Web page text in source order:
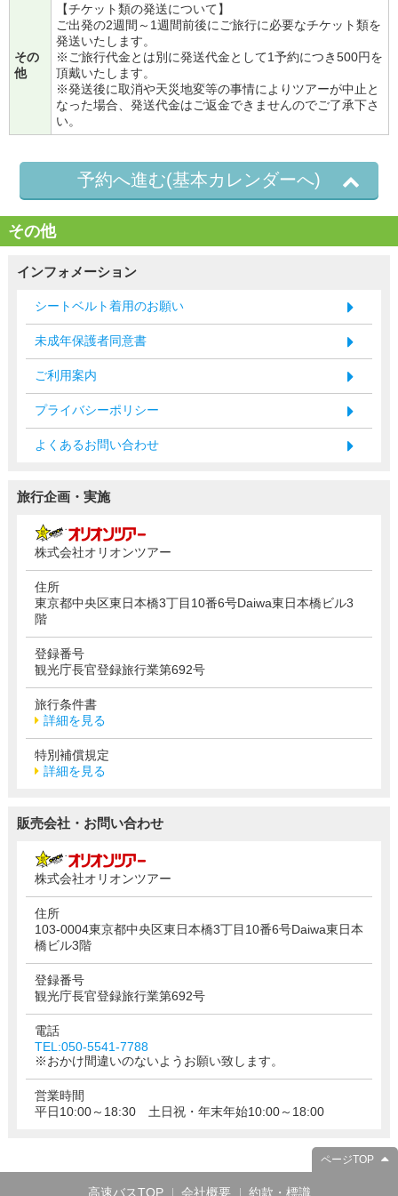
その
他
【チケット類の発送について】
ご出発の2週間～1週間前後にご旅行に必要なチケット類を
発送いたします。
※ご旅行代金とは別に発送代金として1予約につき500円を
頂戴いたします。
※発送後に取消や天災地変等の事情によりツアーが中止と
なった場合、発送代金はご返金できませんのでご了承下さ
い。
予約へ進む(基本カレンダーへ)
その他
インフォメーション
シートベルト着用のお願い
未成年保護者同意書
ご利用案内
プライバシーポリシー
よくあるお問い合わせ
旅行企画・実施
株式会社オリオンツアー
住所
東京都中央区東日本橋3丁目10番6号Daiwa東日本橋ビル3
階
登録番号
観光庁長官登録旅行業第692号
旅行条件書
詳細を見る
特別補償規定
詳細を見る
販売会社・お問い合わせ
株式会社オリオンツアー
住所
103-0004東京都中央区東日本橋3丁目10番6号Daiwa東日本
橋ビル3階
登録番号
観光庁長官登録旅行業第692号
電話
TEL:050-5541-7788
※おかけ間違いのないようお願い致します。
営業時間
平日10:00～18:30 土日祝・年末年始10:00～18:00
ページTOP
高速バスTOP 会社概要 約款・標識